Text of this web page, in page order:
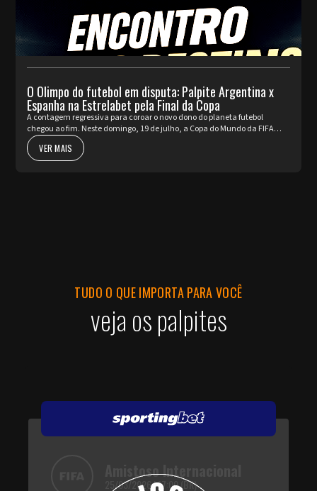
O Olimpo do futebol em disputa: Palpite Argentina x
Espanha na Estrelabet pela Final da Copa
A contagem regressiva para coroar o novo dono do planeta futebol
chegou ao fim. Neste domingo, 19 de julho, a Copa do Mundo da FIFA
2026™ apresenta o seu ato mais nobre e aguardado. Argentina e Espa...
VER MAIS
TUDO O QUE IMPORTA PARA VOCÊ
veja os palpites
Amistoso Internacional
25/03/2026 | 17:00 (BR)